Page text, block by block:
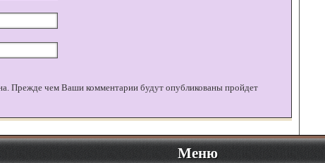
Прежде чем Ваши комментарии будут опубликованы пройдет
Меню